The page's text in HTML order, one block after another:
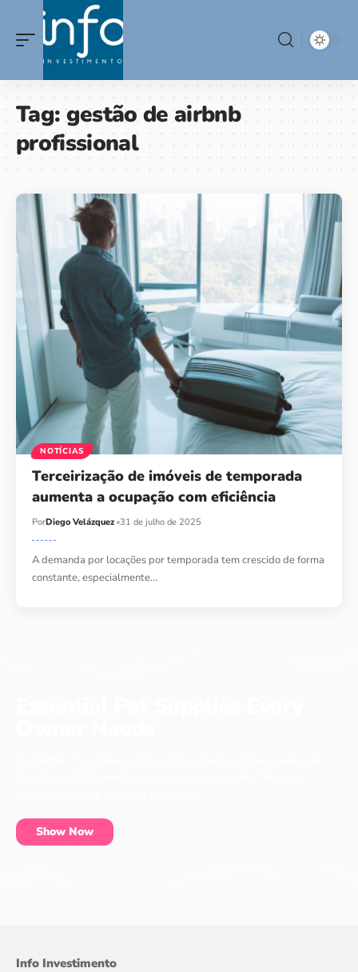
Tag:gestão de airbnb
profissional
NOTÍCIAS
Terceirização de imóveis de temporada
aumenta a ocupação com eficiência
PorDiego Velázquez 31 de julho de 2025
A demanda por locações por temporada tem crescido de forma
constante, especialmente…
Show Now
Info Investimento